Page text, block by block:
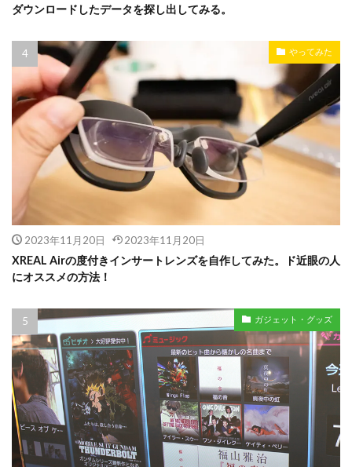
ダウンロードしたデータを探し出してみる。
やってみた
2023年11月20日 2023年11月20日
XREAL Airの度付きインサートレンズを自作してみた。ド近眼の人
にオススメの方法！
ガジェット・グッズ